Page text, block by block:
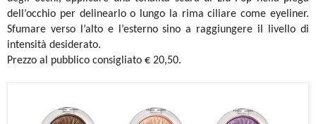
dell’occhio per delinearlo o lungo la rima ciliare come eyeliner.
Sfumare verso l’alto e l’esterno sino a raggiungere il livello di
intensità desiderato.
Prezzo al pubblico consigliato € 20,50.